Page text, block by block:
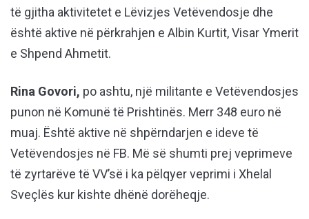
të gjitha aktivitetet e Lëvizjes Vetëvendosje dhe
është aktive në përkrahjen e Albin Kurtit, Visar Ymerit
e Shpend Ahmetit.
Rina Govori, po ashtu, një militante e Vetëvendosjes
punon në Komunë të Prishtinës. Merr 348 euro në
muaj. Është aktive në shpërndarjen e ideve të
Vetëvendosjes në FB. Më së shumti prej veprimeve
të zyrtarëve të VV’së i ka pëlqyer veprimi i Xhelal
Sveçlës kur kishte dhënë dorëheqje.